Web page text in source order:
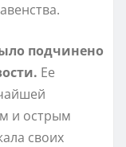
подчинено
Ее
и острым
своих